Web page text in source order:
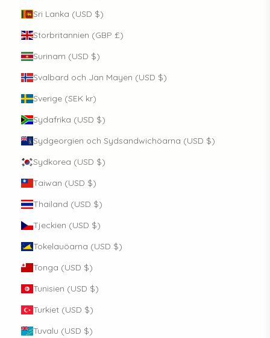
Sri Lanka (USD $)
Storbritannien (GBP £)
Surinam (USD $)
Svalbard och Jan Mayen (USD $)
Sverige (SEK kr)
Sydafrika (USD $)
Sydgeorgien och Sydsandwichöarna (USD $)
Sydkorea (USD $)
Taiwan (USD $)
Thailand (USD $)
Tjeckien (USD $)
Tokelauöarna (USD $)
Tonga (USD $)
Tunisien (USD $)
Turkiet (USD $)
Tuvalu (USD $)